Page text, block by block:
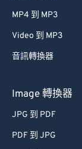
MP4 到 MP3
Video 到 MP3
音訊轉換器
Image 轉換器
JPG 到 PDF
PDF 到 JPG